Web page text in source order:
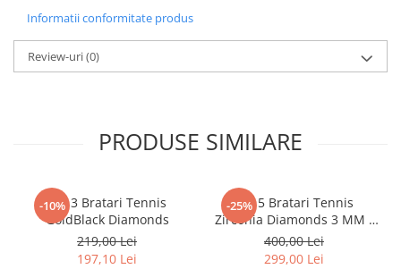
Informatii conformitate produs
Review-uri(0)
PRODUSE SIMILARE
-10%
Set 3 Bratari Tennis
GoldBlack Diamonds
219,00 Lei
197,10 Lei
-25%
Set 5 Bratari Tennis
Zirconia Diamonds 3 MM /
19.5 CM
400,00 Lei
299,00 Lei